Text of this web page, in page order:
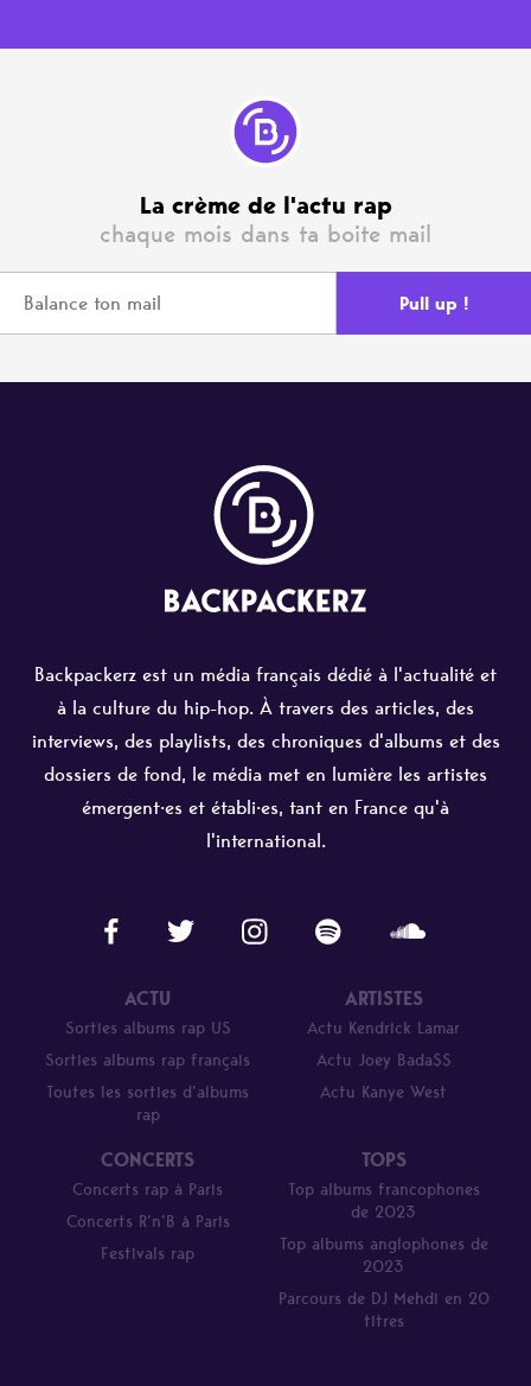
La crème de l'actu rap
chaque mois dans ta boite mail
Backpackerz est un média français dédié à l'actualité et
à la culture du hip-hop. À travers des articles, des
interviews, des playlists, des chroniques d'albums et des
dossiers de fond, le média met en lumière les artistes
émergent·es et établi·es, tant en France qu'à
l'international.
ACTU
Sorties albums rap US
Sorties albums rap français
Toutes les sorties d’albums
rap
ARTISTES
Actu Kendrick Lamar
Actu Joey Bada$$
Actu Kanye West
CONCERTS
Concerts rap à Paris
Concerts R’n’B à Paris
Festivals rap
TOPS
Top albums francophones
de 2023
Top albums anglophones de
2023
Parcours de DJ Mehdi en 20
titres